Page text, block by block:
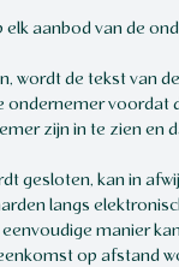
aanbod van de
wordt de tekst van
ondernemer
zijn in te zien
gesloten, kan in
langs
manier
op afstand